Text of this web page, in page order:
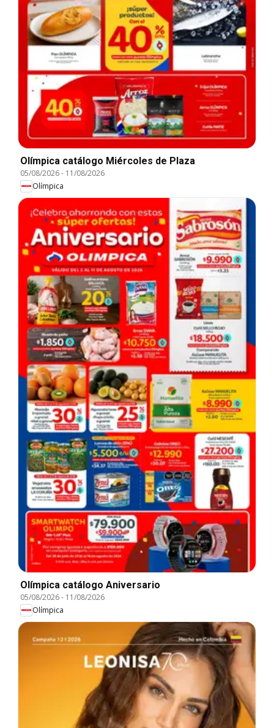
Olímpica catálogo Miércoles de Plaza
05/08/2026- 11/08/2026
Olímpica
Olímpica catálogo Aniversario
05/08/2026- 11/08/2026
Olímpica